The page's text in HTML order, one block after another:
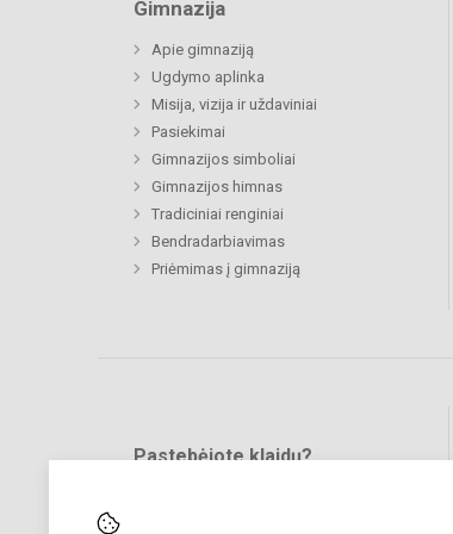
Gimnazija
Apie gimnaziją
Ugdymo aplinka
Misija, vizija ir uždaviniai
Pasiekimai
Gimnazijos simboliai
Gimnazijos himnas
Tradiciniai renginiai
Bendradarbiavimas
Priėmimas į gimnaziją
Pastebėjote klaidų?